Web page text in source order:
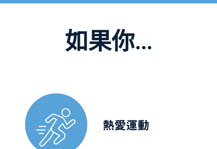
如果你...
熱愛運動